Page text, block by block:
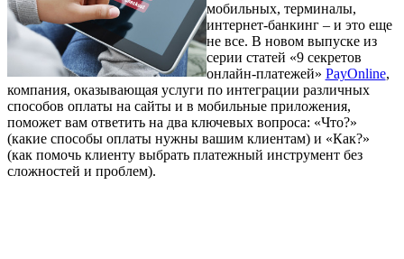
мобильных, терминалы,
интернет-банкинг – и это еще
не все. В новом выпуске из
серии статей «9 секретов
онлайн-платежей» PayOnline,
компания, оказывающая услуги по интеграции различных
способов оплаты на сайты и в мобильные приложения,
поможет вам ответить на два ключевых вопроса: «Что?»
(какие способы оплаты нужны вашим клиентам) и «Как?»
(как помочь клиенту выбрать платежный инструмент без
сложностей и проблем).